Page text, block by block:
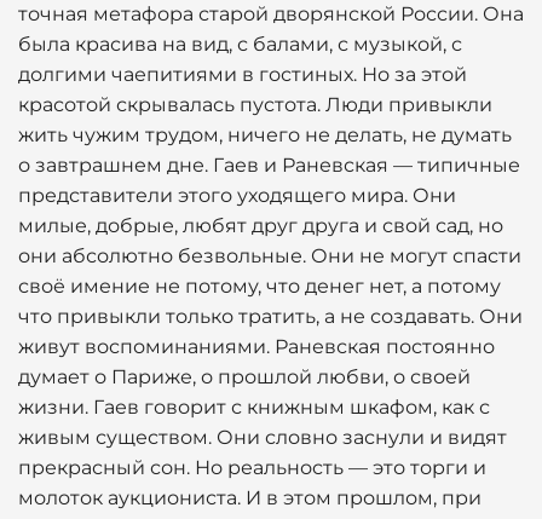
точная метафора старой дворянской России. Она
была красива на вид, с балами, с музыкой, с
долгими чаепитиями в гостиных. Но за этой
красотой скрывалась пустота. Люди привыкли
жить чужим трудом, ничего не делать, не думать
о завтрашнем дне. Гаев и Раневская — типичные
представители этого уходящего мира. Они
милые, добрые, любят друг друга и свой сад, но
они абсолютно безвольные. Они не могут спасти
своё имение не потому, что денег нет, а потому
что привыкли только тратить, а не создавать. Они
живут воспоминаниями. Раневская постоянно
думает о Париже, о прошлой любви, о своей
жизни. Гаев говорит с книжным шкафом, как с
живым существом. Они словно заснули и видят
прекрасный сон. Но реальность — это торги и
молоток аукциониста. И в этом прошлом, при